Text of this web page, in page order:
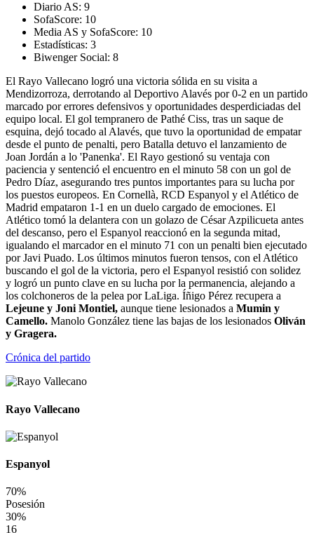
Diario AS: 9
SofaScore: 10
Media AS y SofaScore: 10
Estadísticas: 3
Biwenger Social: 8
El Rayo Vallecano logró una victoria sólida en su visita a
Mendizorroza, derrotando al Deportivo Alavés por 0-2 en un partido
marcado por errores defensivos y oportunidades desperdiciadas del
equipo local. El gol tempranero de Pathé Ciss, tras un saque de
esquina, dejó tocado al Alavés, que tuvo la oportunidad de empatar
desde el punto de penalti, pero Batalla detuvo el lanzamiento de
Joan Jordán a lo 'Panenka'. El Rayo gestionó su ventaja con
paciencia y sentenció el encuentro en el minuto 58 con un gol de
Pedro Díaz, asegurando tres puntos importantes para su lucha por
los puestos europeos. En Cornellà, RCD Espanyol y el Atlético de
Madrid empataron 1-1 en un duelo cargado de emociones. El
Atlético tomó la delantera con un golazo de César Azpilicueta antes
del descanso, pero el Espanyol reaccionó en la segunda mitad,
igualando el marcador en el minuto 71 con un penalti bien ejecutado
por Javi Puado. Los últimos minutos fueron tensos, con el Atlético
buscando el gol de la victoria, pero el Espanyol resistió con solidez
y logró un punto clave en su lucha por la permanencia, alejando a
los colchoneros de la pelea por LaLiga. Íñigo Pérez recupera a
Lejeune y Joni Montiel, aunque tiene lesionados a Mumin y
Camello. Manolo González tiene las bajas de los lesionados Oliván
y Gragera.
Crónica del partido
Rayo Vallecano
Espanyol
70%
Posesión
30%
16